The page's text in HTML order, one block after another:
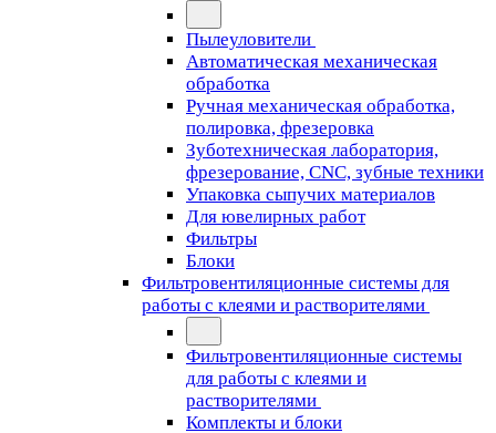
Пылеуловители
Автоматическая механическая
обработка
Ручная механическая обработка,
полировка, фрезеровка
Зуботехническая лаборатория,
фрезерование, CNC, зубные техники
Упаковка сыпучих материалов
Для ювелирных работ
Фильтры
Блоки
Фильтровентиляционные системы для
работы с клеями и растворителями
Фильтровентиляционные системы
для работы с клеями и
растворителями
Комплекты и блоки